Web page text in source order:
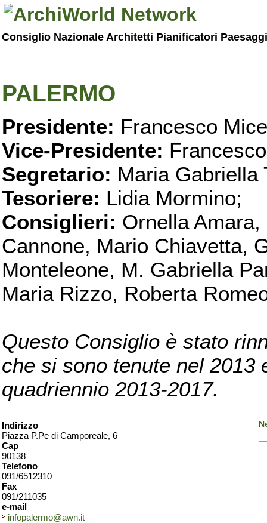
Consiglio Nazionale Architetti Pianificatori
PALERMO
Presidente: Francesco
Vice-Presidente:
Segretario: Maria Gabriella
Tesoriere: Lidia Mormino;
Consiglieri: Ornella
Cannone, Mario Chiavetta,
Monteleone, M. Gabriella
Maria Rizzo, Roberta
Questo Consiglio è stato
che si sono tenute nel 2013
quadriennio 2013-2017.
Indirizzo
Piazza P.Pe di Camporeale, 6
Cap
90138
Telefono
091/6512310
Fax
091/211035
e-mail
infopalermo@awn.it